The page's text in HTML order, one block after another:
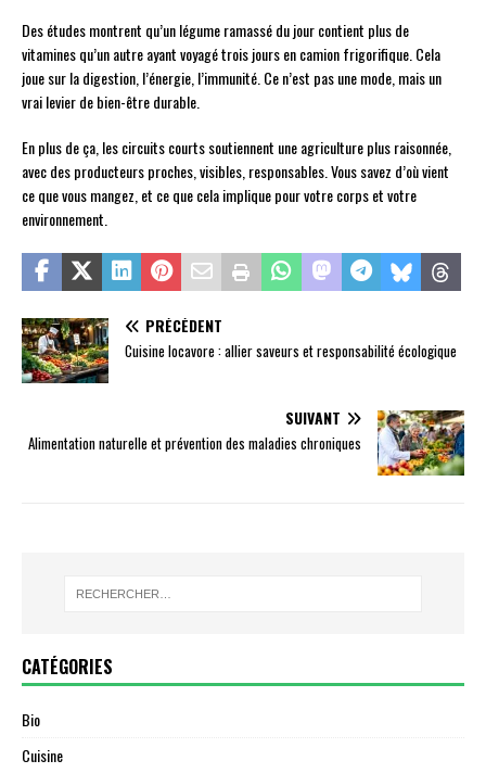
Des études montrent qu’un légume ramassé du jour contient plus de
vitamines qu’un autre ayant voyagé trois jours en camion frigorifique. Cela
joue sur la digestion, l’énergie, l’immunité. Ce n’est pas une mode, mais un
vrai levier de bien-être durable.
En plus de ça, les circuits courts soutiennent une agriculture plus raisonnée,
avec des producteurs proches, visibles, responsables. Vous savez d’où vient
ce que vous mangez, et ce que cela implique pour votre corps et votre
environnement.
PRÉCÉDENT
Cuisine locavore : allier saveurs et responsabilité écologique
SUIVANT
Alimentation naturelle et prévention des maladies chroniques
CATÉGORIES
Bio
Cuisine